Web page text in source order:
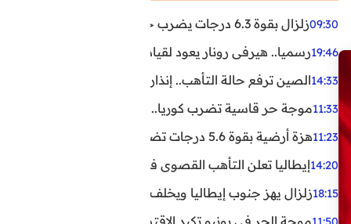
09:30زلزال بقوة 6.3 درجات يضرب جنوب الفلبين.. ولا تحذير من تسونامي حتى الآن
19:46رسميا.. هيرفي رونار يعود لقيادة منتخب كوت ديفوار
14:33الصين ترفع حالة التأهب.. إنذاران جديدان بسبب الأمطار
11:33موجة حر قاسية تضرب كوريا.. وفيات وإصابات ونفوق مئات
11:23هزة أرضية بقوة 5.6 درجات تضرب مصر
14:20إيطاليا تعلن التأهب القصوى في 23 مدينة بسبب موجة حر شديدة
18:15زلزال يهز جنوب إيطاليا ويخلف عشرات الجرحى